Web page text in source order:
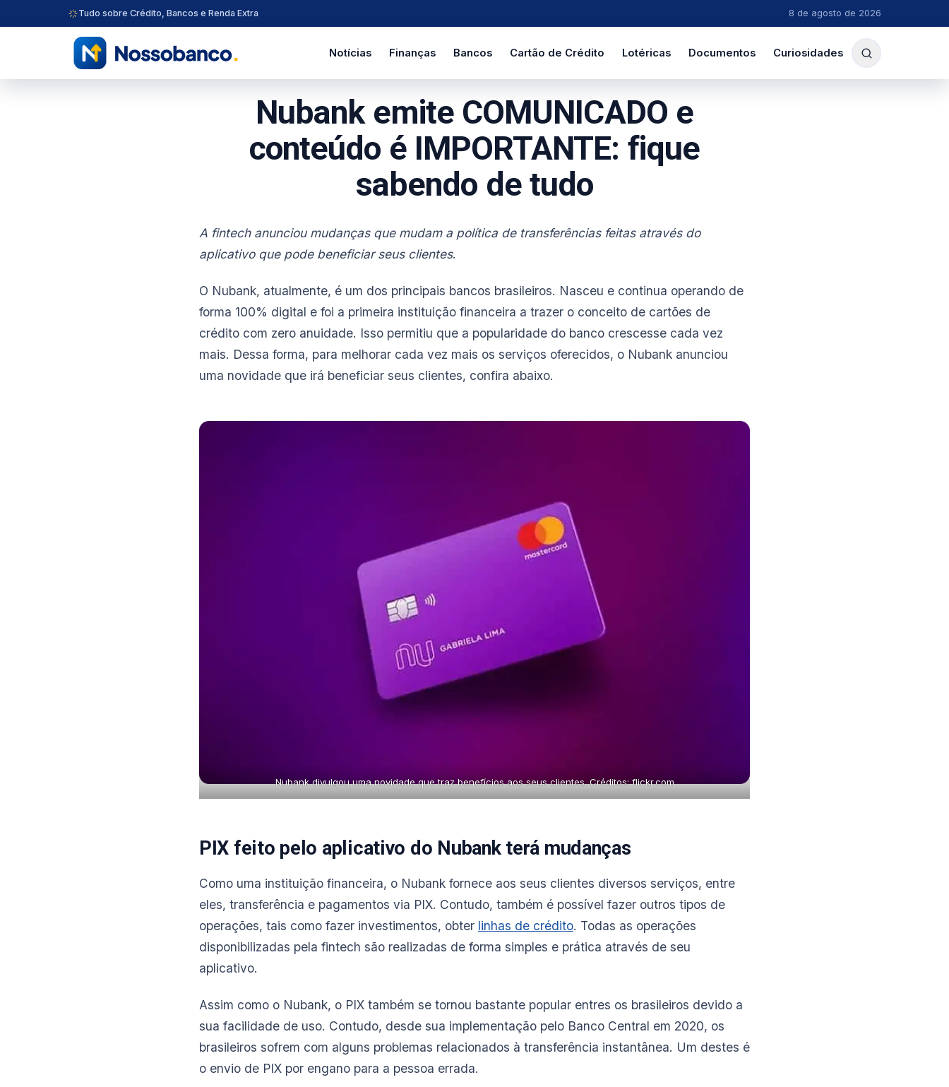
Tudo sobre Crédito, Bancos e Renda Extra 8 de agosto de 2026
Notícias Finanças Bancos Cartão de Crédito Lotéricas Documentos Curiosidades
Nubank emite COMUNICADO e
conteúdo é IMPORTANTE: fique
sabendo de tudo
A fintech anunciou mudanças que mudam a política de transferências feitas através do
aplicativo que pode beneficiar seus clientes.
O Nubank, atualmente, é um dos principais bancos brasileiros. Nasceu e continua operando de
forma 100% digital e foi a primeira instituição financeira a trazer o conceito de cartões de
crédito com zero anuidade. Isso permitiu que a popularidade do banco crescesse cada vez
mais. Dessa forma, para melhorar cada vez mais os serviços oferecidos, o Nubank anunciou
uma novidade que irá beneficiar seus clientes, confira abaixo.
Nubank divulgou uma novidade que traz benefícios aos seus clientes. Créditos: flickr.com
PIX feito pelo aplicativo do Nubank terá mudanças
Como uma instituição financeira, o Nubank fornece aos seus clientes diversos serviços, entre
eles, transferência e pagamentos via PIX. Contudo, também é possível fazer outros tipos de
operações, tais como fazer investimentos, obter linhas de crédito. Todas as operações
disponibilizadas pela fintech são realizadas de forma simples e prática através de seu
aplicativo.
Assim como o Nubank, o PIX também se tornou bastante popular entres os brasileiros devido a
sua facilidade de uso. Contudo, desde sua implementação pelo Banco Central em 2020, os
brasileiros sofrem com alguns problemas relacionados à transferência instantânea. Um destes é
o envio de PIX por engano para a pessoa errada.